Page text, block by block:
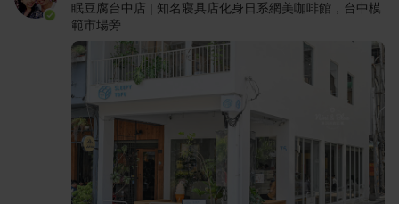
眠豆腐台中店 | 知名寢具店化身日系網美咖啡館，台中模
範市場旁